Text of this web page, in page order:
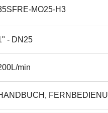
MO25-H3
- DN25
min